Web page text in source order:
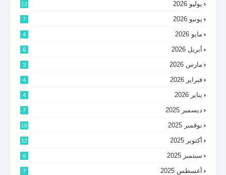
يوليو 2026 12
يونيو 2026 7
مايو 2026 4
أبريل 2026 6
مارس 2026 3
فبراير 2026 4
يناير 2026 4
ديسمبر 2025 7
نوفمبر 2025 10
أكتوبر 2025 12
سبتمبر 2025 6
أغسطس 2025 7